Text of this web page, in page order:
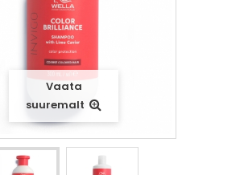
Vaata
suuremalt